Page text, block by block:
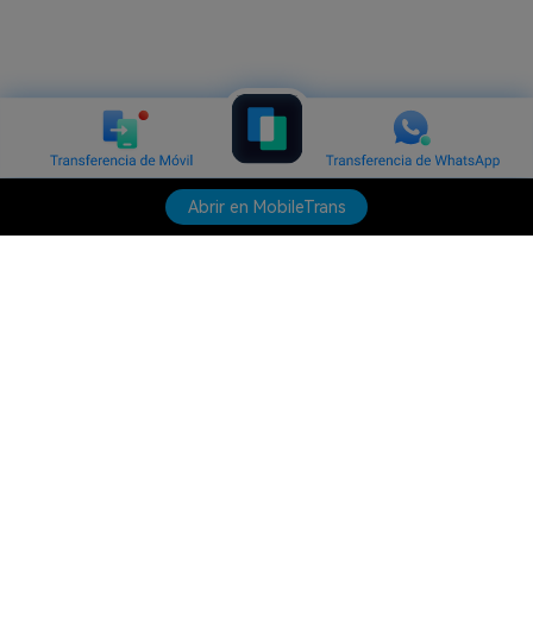
Abrir en MobileTrans